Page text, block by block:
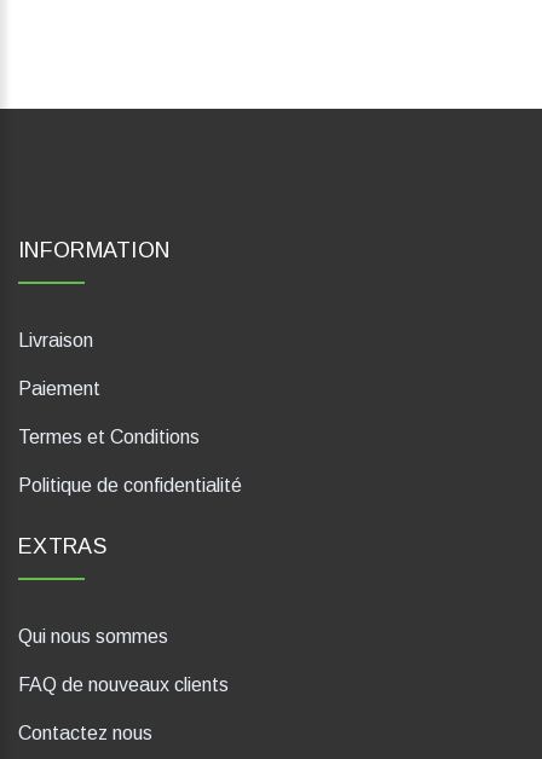
INFORMATION
Livraison
Paiement
Termes et Conditions
Politique de confidentialité
EXTRAS
Qui nous sommes
FAQ de nouveaux clients
Contactez nous